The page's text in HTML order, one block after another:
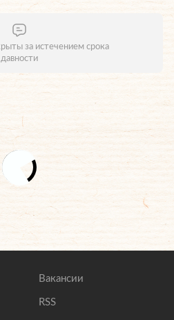
за истечением срока
давности
Вакансии
RSS